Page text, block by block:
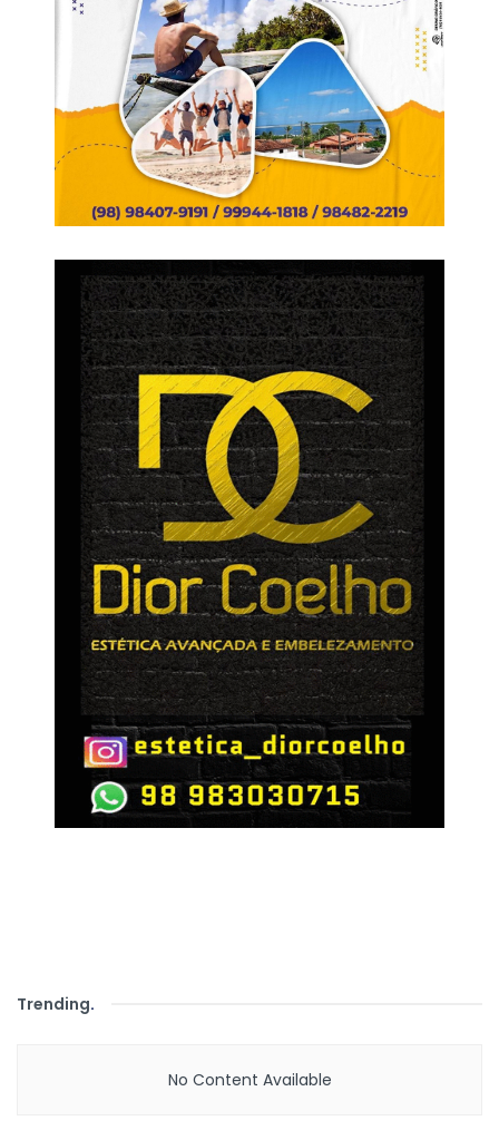
Trending.
No Content Available